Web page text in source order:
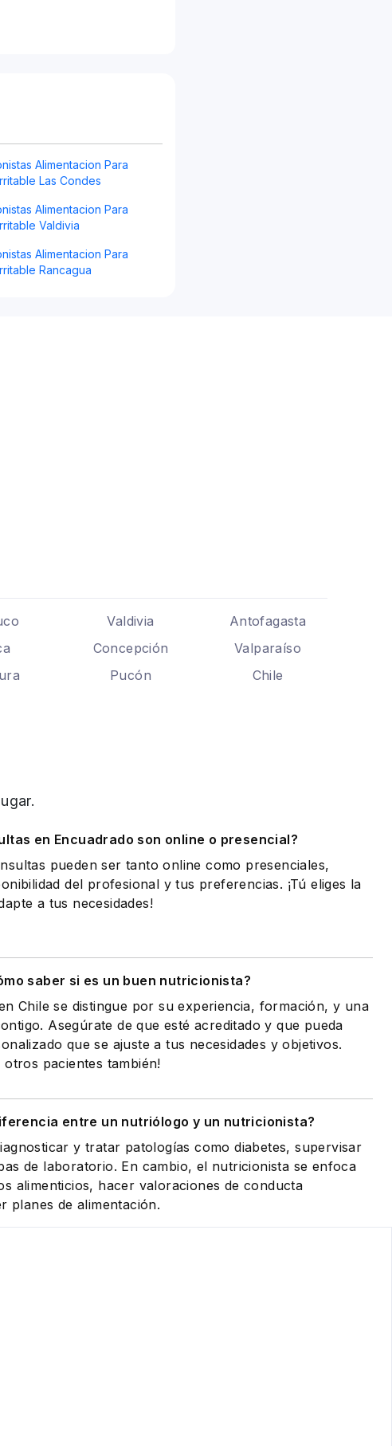
Alimentacion Para
Las Condes
Alimentacion Para
Valdivia
Alimentacion Para
Rancagua
Valdivia
Antofagasta
Concepción
Valparaíso
Pucón
Chile
en Encuadrado son online o presencial?
pueden ser tanto online como presenciales,
del profesional y tus preferencias. ¡Tú eliges la
a tus necesidades!
saber si es un buen nutricionista?
Chile se distingue por su experiencia, formación, y una
Asegúrate de que esté acreditado y que pueda
que se ajuste a tus necesidades y objetivos.
otros pacientes también!
entre un nutriólogo y un nutricionista?
y tratar patologías como diabetes, supervisar
de laboratorio. En cambio, el nutricionista se enfoca
alimenticios, hacer valoraciones de conducta
planes de alimentación.